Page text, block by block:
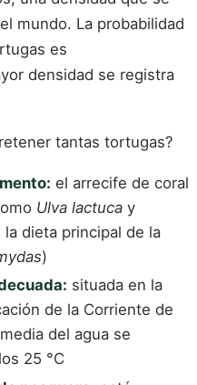
mundo. La probabilidad
es
densidad se registra
tantas tortugas?
el arrecife de coral
Ulva lactuca y
dieta principal de la
)
situada en la
de la Corriente de
del agua se
25 °C